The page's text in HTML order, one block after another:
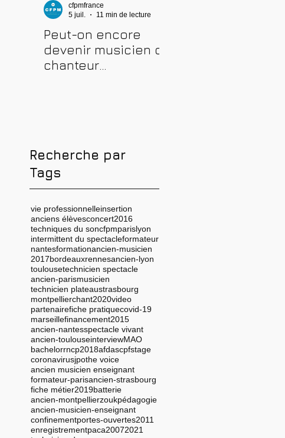
Peut-on encore
devenir musicien ou
chanteur
cfpmfrance
5 juil.
11 min de lecture
Recherche par
Tags
vie professionnelleinsertion
anciens élèvesconcert2016
techniques du soncfpmparislyon
intermittent du spectacleformateur
nantesformationancien-musicien
2017bordeauxrennesancien-lyon
toulousetechnicien spectacle
ancien-parismusicien
technicien plateaustrasbourg
montpellierchant2020video
partenairefiche pratiquecovid-19
marseillefinancement2015
ancien-nantesspectacle vivant
ancien-toulouseinterviewMAO
bachelorrncp2018afdascpfstage
coronavirusjpothe voice
ancien musicien enseignant
formateur-parisancien-strasbourg
fiche métier2019batterie
ancien-montpellierzoukpédagogie
ancien-musicien-enseignant
confinementportes-ouvertes2011
enregistrementpaca20072021